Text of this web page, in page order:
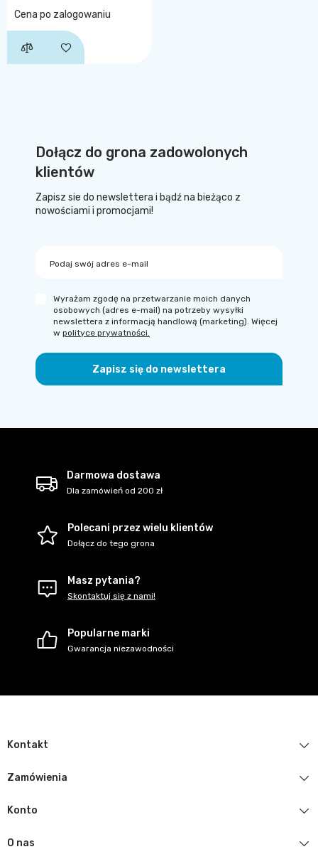
Cena po zalogowaniu
Dołącz do grona zadowolonych
klientów
Zapisz sie do newslettera i bądź na bieżąco z
nowościami i promocjami!
Podaj swój adres e-mail
Zapisz się do newslettera
Wyrażam zgodę na przetwarzanie moich danych
osobowych (adres e-mail) na potrzeby wysyłki
newslettera z informacją handlową (marketing). Więcej
w polityce prywatności.
Darmowa dostawa
Dla zamówień od 200 zł
Polecani przez wielu klientów
Dołącz do tego grona
Masz pytania?
Skontaktuj się z nami!
Popularne marki
Gwarancja niezawodności
Kontakt
Zamówienia
Konto
O nas